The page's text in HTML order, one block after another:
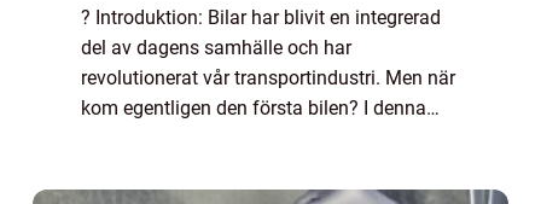
? Introduktion: Bilar har blivit en integrerad
del av dagens samhälle och har
revolutionerat vår transportindustri. Men när
kom egentligen den första bilen? I denna